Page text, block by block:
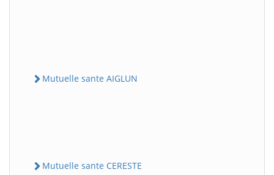
Mutuelle sante AIGLUN
Mutuelle sante CERESTE